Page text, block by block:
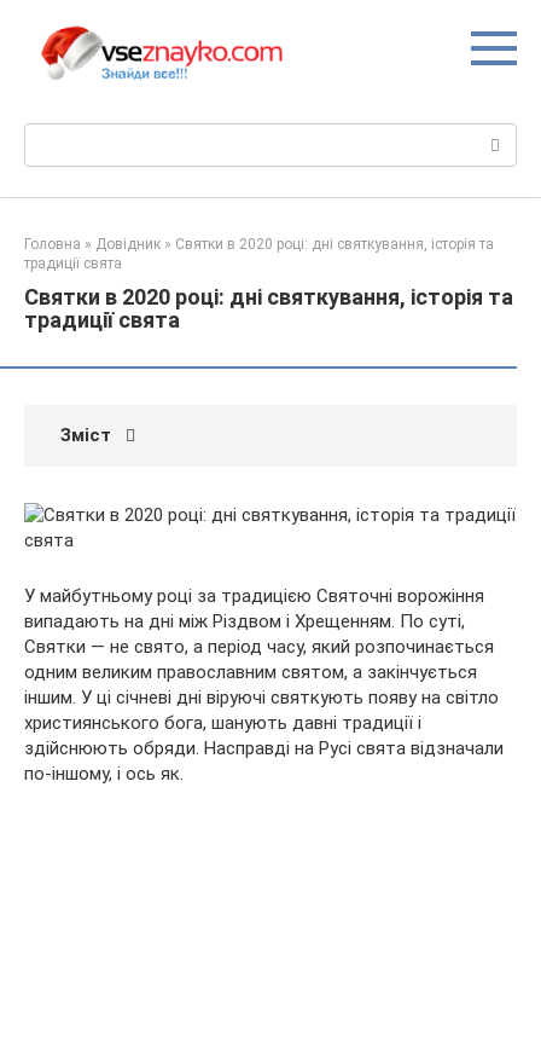
вмісту
Головна » Довідник » Святки в 2020 році: дні святкування, історія та
традиції свята
Святки в 2020 році: дні святкування, історія та
традиції свята
Зміст
У майбутньому році за традицією Святочні ворожіння
випадають на дні між Різдвом і Хрещенням. По суті,
Святки — не свято, а період часу, який розпочинається
одним великим православним святом, а закінчується
іншим. У ці січневі дні віруючі святкують появу на світло
християнського бога, шанують давні традиції і
здійснюють обряди. Насправді на Русі свята відзначали
по-іншому, і ось як.